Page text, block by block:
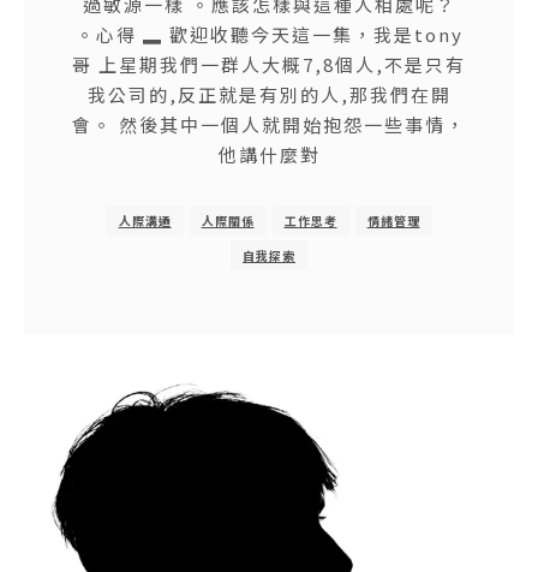
。心得 ▂ 歡迎收聽今天這一集，我是tony
哥 上星期我們一群人大概7,8個人,不是只有
我公司的,反正就是有別的人,那我們在開
會。 然後其中一個人就開始抱怨一些事情，
他講什麼對
人際溝通 人際關係 工作思考
情緒管理
自我探索